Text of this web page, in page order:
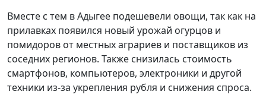
Вместе с тем в Адыгее подешевели овощи, так как на
прилавках появился новый урожай огурцов и
помидоров от местных аграриев и поставщиков из
соседних регионов. Также снизилась стоимость
смартфонов, компьютеров, электроники и другой
техники из-за укрепления рубля и снижения спроса.